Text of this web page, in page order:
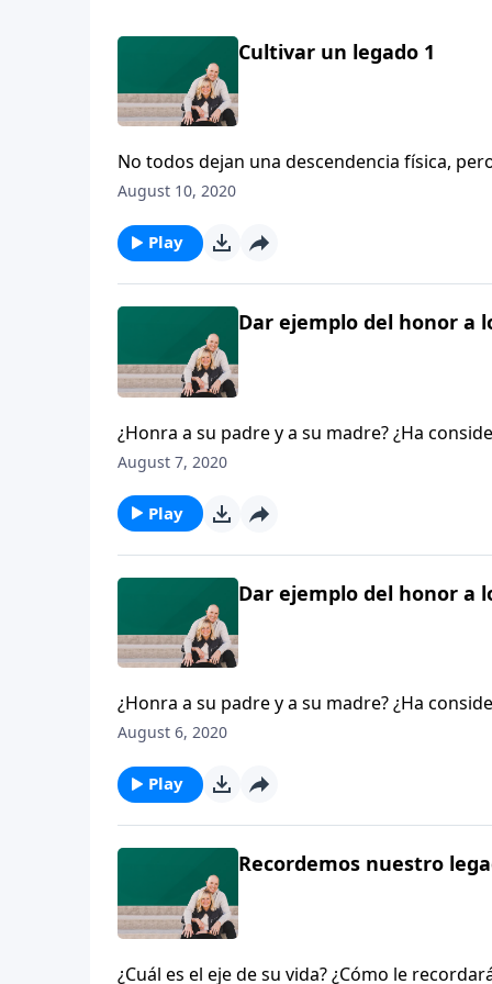
Cultivar un legado 1
No todos dejan una descendencia física,
cultivar un legado al transmitir la verdad
No las esconderemos de sus
sus proezas, y de las maravillas que ha
August 10, 2020
Play
Dar ejemplo del honor a
¿Honra a su padre y a su madre? ¿Ha
en que honra o deshonra a sus padres?
¿verdad? Quiere que su legado honre a
tiene que guardar el quinto mandamiento y
August 7, 2020
Play
Dar ejemplo del honor a
¿Honra a su padre y a su madre? ¿Ha
en que honra o deshonra a sus padres?
¿verdad? Quiere que su legado honre a
tiene que guardar el quinto mandamiento y
August 6, 2020
Play
Recordemos nuestro
¿Cuál es el eje de su vida? ¿Cómo le